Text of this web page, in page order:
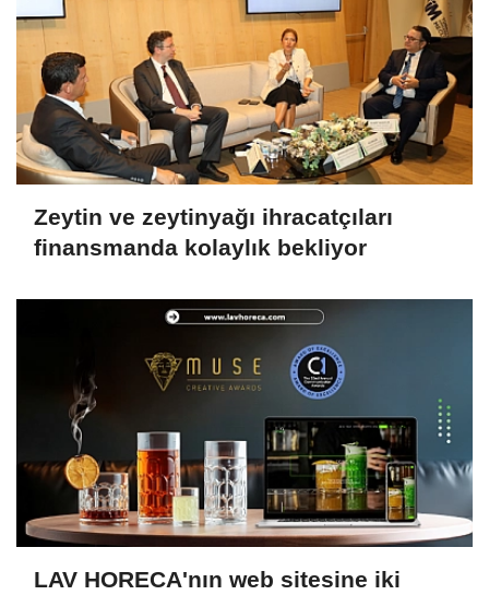
Zeytin ve zeytinyağı ihracatçıları
finansmanda kolaylık bekliyor
LAV HORECA'nın web sitesine iki